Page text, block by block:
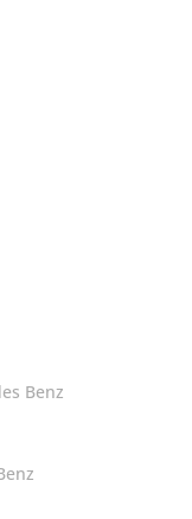
Benz